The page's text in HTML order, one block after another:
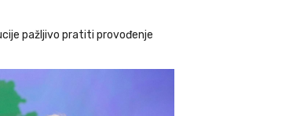
pažljivo pratiti provođenje